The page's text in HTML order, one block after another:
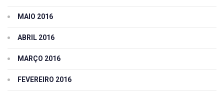
MAIO 2016
ABRIL 2016
MARÇO 2016
FEVEREIRO 2016